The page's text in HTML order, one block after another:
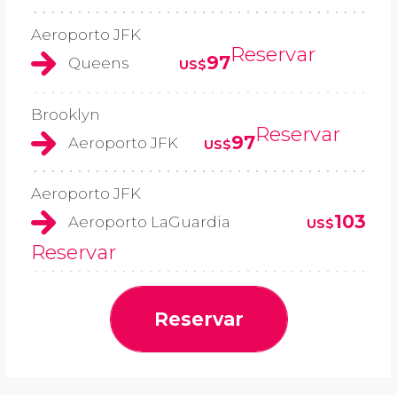
Aeroporto JFK
Queens
US$97Reservar
Brooklyn
Aeroporto JFK
US$97Reservar
Aeroporto JFK
Aeroporto LaGuardia
US$103
Reservar
Reservar